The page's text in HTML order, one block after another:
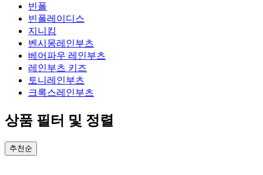
빈폴
빈폴레이디스
지니킴
벤시몽레인부츠
베어파우 레인부츠
레인부츠 키즈
토니레인부츠
크록스레인부츠
상품 필터 및 정렬
추천순